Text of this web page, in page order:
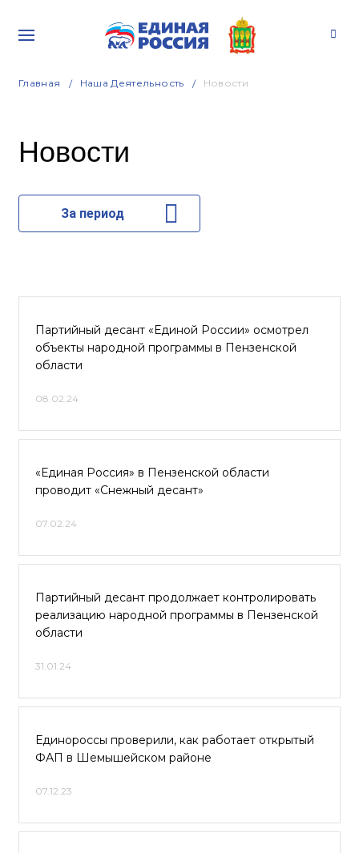
Главная Наша Деятельность Новости
Новости
За период
Партийный десант «Единой России» осмотрел
объекты народной программы в Пензенской
области
08.02.24
«Единая Россия» в Пензенской области
проводит «Снежный десант»
07.02.24
Партийный десант продолжает контролировать
реализацию народной программы в Пензенской
области
31.01.24
Единороссы проверили, как работает открытый
ФАП в Шемышейском районе
07.12.23